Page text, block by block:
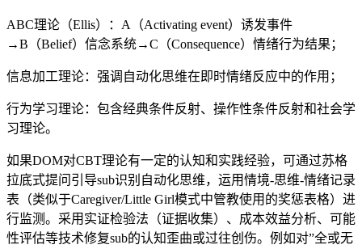
ABC理论（Ellis）：A（Activating event）诱发事件
→B（Belief）信念系统→C（Consequence）情绪行为结果；
信息加工理论：强调自动化思维在即时情绪反应中的作用；
行为学习理论：包含经典条件反射、操作性条件反射和社会学
习理论。
如果DOM对CBT理论有一定的认知和实践经验，可通过苏格
拉底式提问引导sub识别自动化思维，运用情境-思维-情绪记录
表（类似于Caregiver/Little Girl模式中管教使用的奖惩表格）进
行监测。采用实证检验法（证据收集）、成本效益分析、可能
性评估等技术修复sub的认知歪曲或过往创伤。例如对”全或无